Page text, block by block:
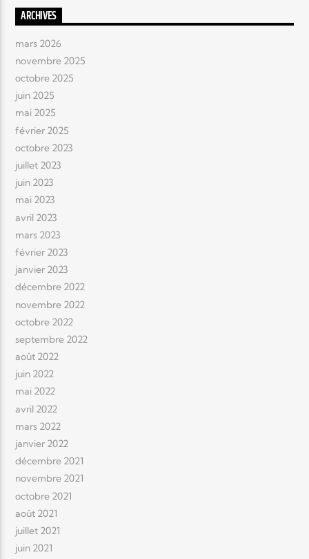
ARCHIVES
mars 2026
novembre 2025
octobre 2025
juin 2025
mai 2025
février 2025
octobre 2023
juillet 2023
juin 2023
mai 2023
avril 2023
mars 2023
février 2023
janvier 2023
décembre 2022
novembre 2022
octobre 2022
septembre 2022
août 2022
juin 2022
mai 2022
avril 2022
mars 2022
janvier 2022
décembre 2021
novembre 2021
octobre 2021
août 2021
juillet 2021
juin 2021